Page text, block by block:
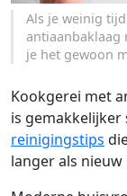
Als je weinig
antiaanbaklaag
je het gewoon
Kookgerei met
is gemakkelijker
reinigingstips
langer als